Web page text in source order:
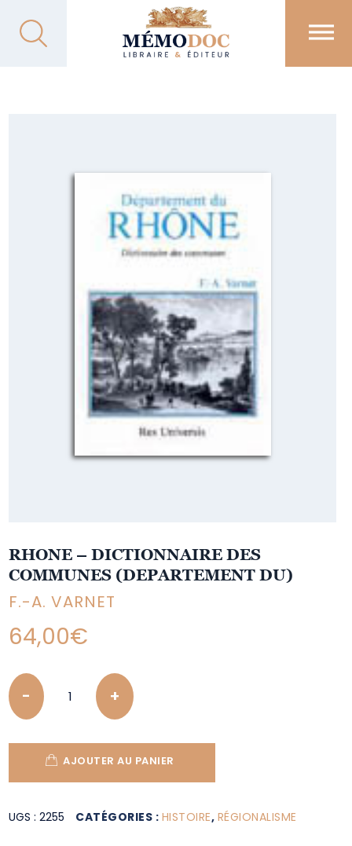
RHONE – DICTIONNAIRE DES
COMMUNES (DEPARTEMENT DU)
F.-A. VARNET
64,00€
Quantity
AJOUTER AU PANIER
UGS :2255 CATÉGORIES : HISTOIRE, RÉGIONALISME